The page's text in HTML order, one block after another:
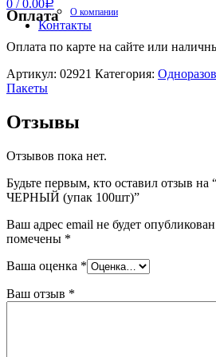
0 / 0.00Р
О компании
Контакты
Оплата
Оплата по карте на сайте или
Артикул: 02921 Категория:
Пакеты
Отзывы
Отзывов пока нет.
Будьте первым, кто оставил отзыв на
ЧЕРНЫЙ (упак 100шт)”
Ваш адрес email не будет
помечены *
Ваша оценка *
Ваш отзыв *